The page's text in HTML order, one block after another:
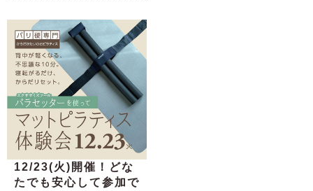
12/23(火)開催！どな
たでも安心して参加で